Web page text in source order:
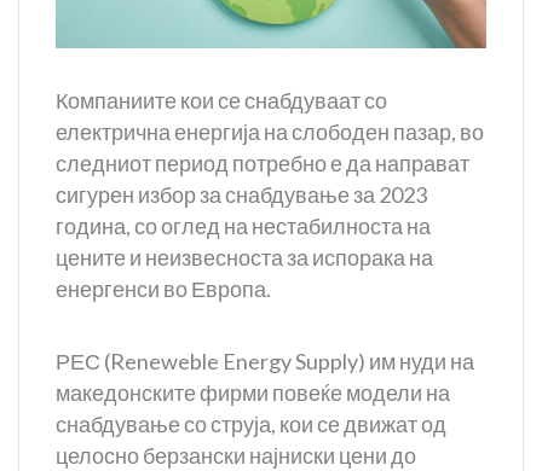
Компаниите кои се снабдуваат со
електрична енергија на слободен пазар, во
следниот период потребно е да направат
сигурен избор за снабдување за 2023
година, со оглед на нестабилноста на
цените и неизвесноста за испорака на
енергенси во Европа.
РЕС (Reneweble Energy Supply) им нуди на
македонските фирми повеќе модели на
снабдување со струја, кои се движат од
целосно берзански најниски цени до